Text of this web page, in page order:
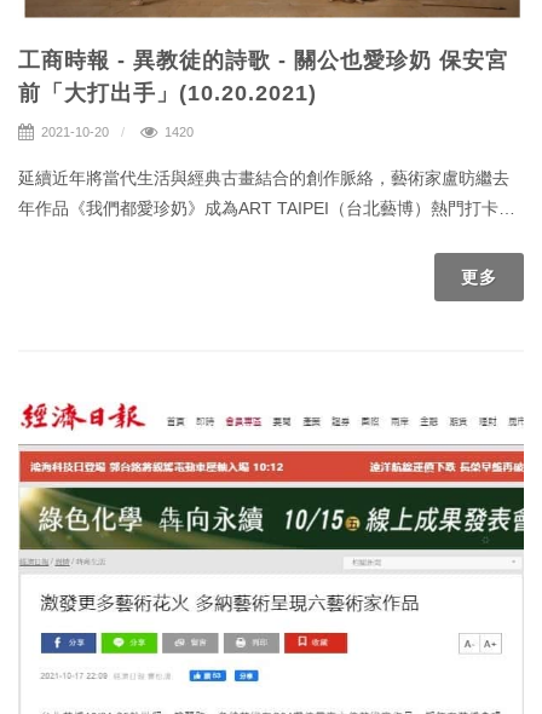
工商時報 - 異教徒的詩歌 - 關公也愛珍奶 保安宮
前「大打出手」(10.20.2021)
2021-10-20 1420
延續近年將當代生活與經典古畫結合的創作脈絡，藝術家盧昉繼去
年作品《我們都愛珍奶》成為ART TAIPEI（台北藝博）熱門打卡
融，看似荒謬，逗趣的畫面，實則探討了東方主義與異國美學。
更多